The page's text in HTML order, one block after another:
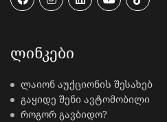
ᲚᲘᲜᲙᲔᲑᲘ
ლაიონ აუქციონის შესახებ
გაყიდე შენი ავტომობილი
როგორ გავბიდო?